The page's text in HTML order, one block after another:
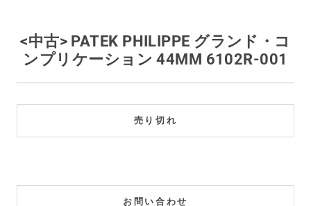
<中古> PATEK PHILIPPE グランド・コ
ンプリケーション 44MM 6102R-001
売り切れ
お問い合わせ